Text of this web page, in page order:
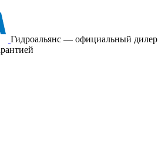
Гидроальянс — официальный дилер